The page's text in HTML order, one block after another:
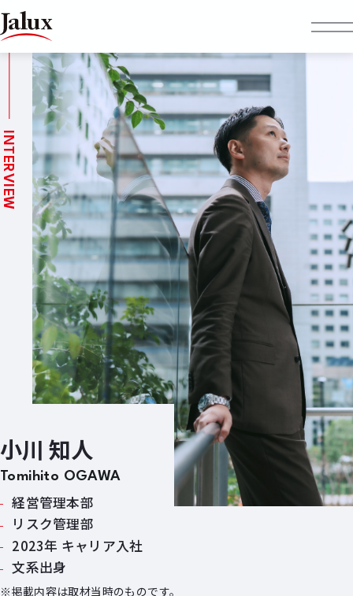
小川 知人
Tomihito OGAWA
経営管理本部
リスク管理部
2023年 キャリア入社
文系出身
※掲載内容は取材当時のものです。
INTERVIEW